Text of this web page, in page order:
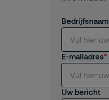
Bedrijfsnaam
E-mailadres
Uw bericht